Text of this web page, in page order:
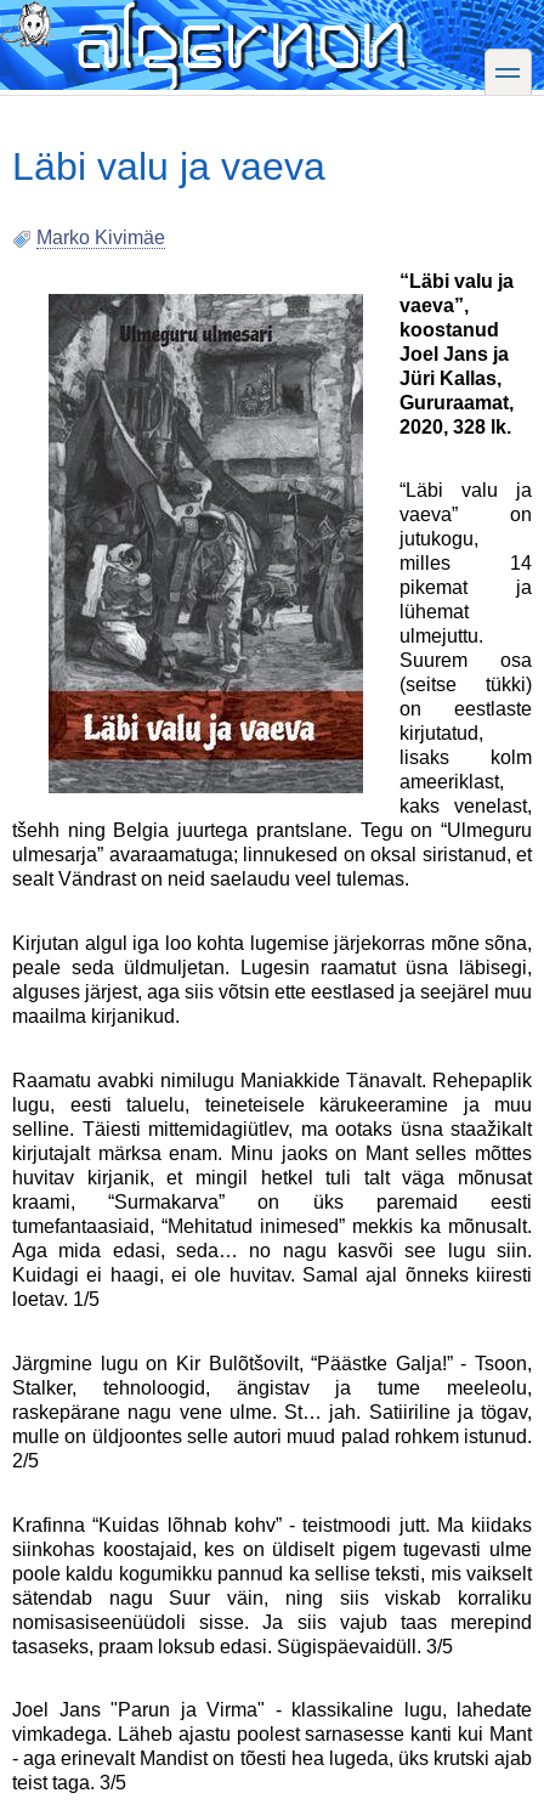
Skip
to
main
content
toggle
Läbi valu ja vaeva
Marko Kivimäe
“Läbi valu ja
vaeva”,
koostanud
Joel Jans ja
Jüri Kallas,
Gururaamat,
2020, 328 lk.
“Läbi valu ja
vaeva” on
jutukogu,
milles 14
pikemat ja
lühemat
ulmejuttu.
Suurem osa
(seitse tükki)
on eestlaste
kirjutatud,
lisaks kolm
ameeriklast,
kaks venelast,
tšehh ning Belgia juurtega prantslane. Tegu on “Ulmeguru
ulmesarja” avaraamatuga; linnukesed on oksal siristanud, et
sealt Vändrast on neid saelaudu veel tulemas.
Kirjutan algul iga loo kohta lugemise järjekorras mõne sõna,
peale seda üldmuljetan. Lugesin raamatut üsna läbisegi,
alguses järjest, aga siis võtsin ette eestlased ja seejärel muu
maailma kirjanikud.
Raamatu avabki nimilugu Maniakkide Tänavalt. Rehepaplik
lugu, eesti taluelu, teineteisele kärukeeramine ja muu
selline. Täiesti mittemidagiütlev, ma ootaks üsna staažikalt
kirjutajalt märksa enam. Minu jaoks on Mant selles mõttes
huvitav kirjanik, et mingil hetkel tuli talt väga mõnusat
kraami, “Surmakarva” on üks paremaid eesti
tumefantaasiaid, “Mehitatud inimesed” mekkis ka mõnusalt.
Aga mida edasi, seda… no nagu kasvõi see lugu siin.
Kuidagi ei haagi, ei ole huvitav. Samal ajal õnneks kiiresti
loetav. 1/5
Järgmine lugu on Kir Bulõtšovilt, “Päästke Galja!” - Tsoon,
Stalker, tehnoloogid, ängistav ja tume meeleolu,
raskepärane nagu vene ulme. St… jah. Satiiriline ja tögav,
mulle on üldjoontes selle autori muud palad rohkem istunud.
2/5
Krafinna “Kuidas lõhnab kohv” - teistmoodi jutt. Ma kiidaks
siinkohas koostajaid, kes on üldiselt pigem tugevasti ulme
poole kaldu kogumikku pannud ka sellise teksti, mis vaikselt
sätendab nagu Suur väin, ning siis viskab korraliku
nomisasiseenüüdoli sisse. Ja siis vajub taas merepind
tasaseks, praam loksub edasi. Sügispäevaidüll. 3/5
Joel Jans "Parun ja Virma" - klassikaline lugu, lahedate
vimkadega. Läheb ajastu poolest sarnasesse kanti kui Mant
- aga erinevalt Mandist on tõesti hea lugeda, üks krutski ajab
teist taga. 3/5